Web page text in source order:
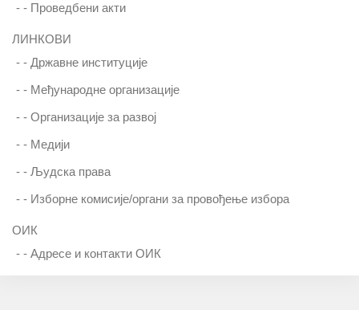
- - Проведбени акти
ЛИНКОВИ
- - Државне институције
- - Међународне организације
- - Организације за развој
- - Медији
- - Људска права
- - Изборне комисије/органи за провођење избора
ОИК
- - Адресе и контакти ОИК